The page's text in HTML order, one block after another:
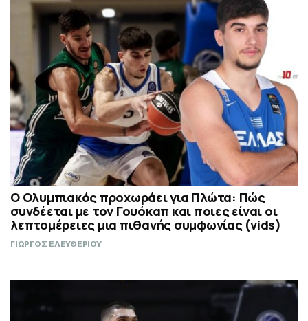
Ο Ολυμπιακός προχωράει για Πλώτα: Πώς
συνδέεται με τον Γουόκαπ και ποιες είναι οι
λεπτομέρειες μια πιθανής συμφωνίας (vids)
ΓΙΩΡΓΟΣ ΕΛΕΥΘΕΡΙΟΥ